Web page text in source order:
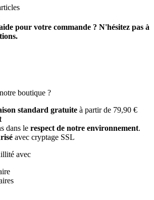
pour votre commande ? N'hésitez pas à
boutique ?
standard gratuite à partir de 79,90 €
dans le respect de notre environnement.
avec cryptage SSL
avec